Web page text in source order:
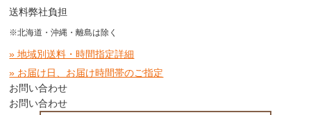
送料弊社負担
※北海道・沖縄・離島は除く
» 地域別送料・時間指定詳細
» お届け日、お届け時間帯のご指定
お問い合わせ
お問い合わせ